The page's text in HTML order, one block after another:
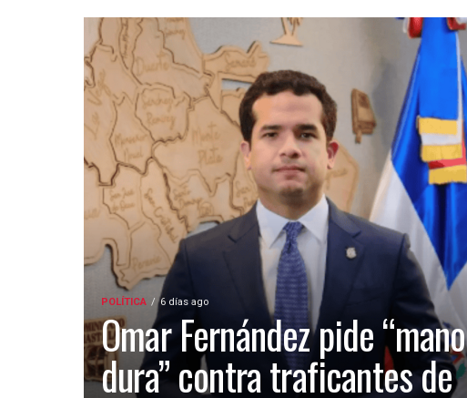
POLÍTICA 6 días ago
Omar Fernández pide “mano
dura” contra traficantes de